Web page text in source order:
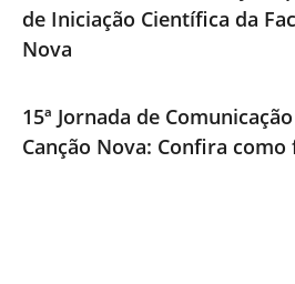
de Iniciação Científica da
Nova
15ª Jornada de
Canção Nova: Confira